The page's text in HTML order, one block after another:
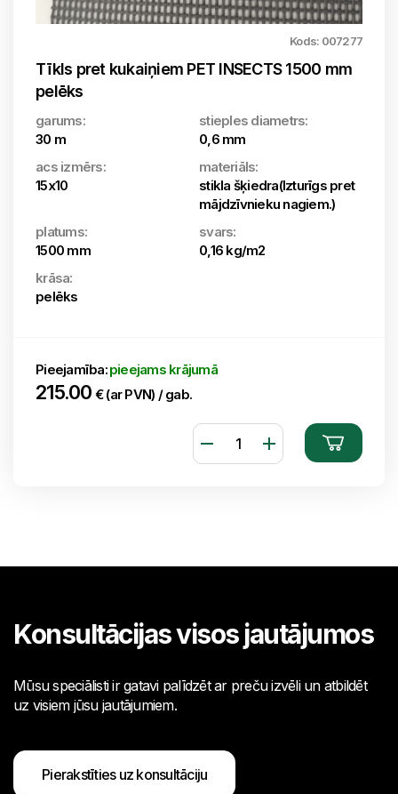
Kods: 007277
Tīkls pret kukaiņiem PET INSECTS 1500 mm
pelēks
garums:
30 m
stieples diametrs:
0,6 mm
acs izmērs:
15x10
materiāls:
stikla šķiedra(Izturīgs pret
mājdzīvnieku nagiem.)
platums:
1500 mm
svars:
0,16 kg/m2
krāsa:
pelēks
Pieejamība:pieejams krājumā
215.00 € (ar PVN) / gab.
Konsultācijas visos jautājumos
Mūsu speciālisti ir gatavi palīdzēt ar preču izvēli un atbildēt
uz visiem jūsu jautājumiem.
Pierakstīties uz konsultāciju